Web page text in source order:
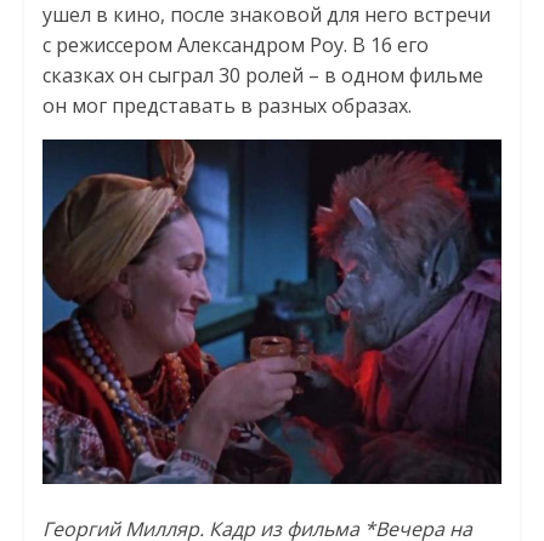
ушел в кино, после знаковой для него встречи
с режиссером Александром Роу. В 16 его
сказках он сыграл 30 ролей – в одном фильме
он мог представать в разных образах.
Георгий Милляр. Кадр из фильма *Вечера на